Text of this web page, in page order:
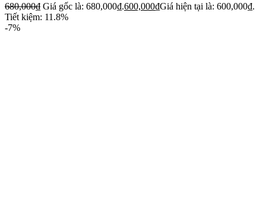
680,000₫ Giá gốc là: 680,000₫.600,000₫Giá hiện tại là: 600,000₫.
Tiết kiệm: 11.8%
-7%